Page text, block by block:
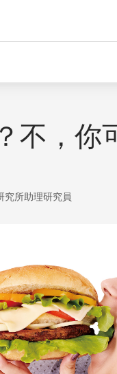
不，你
究所助理研究員